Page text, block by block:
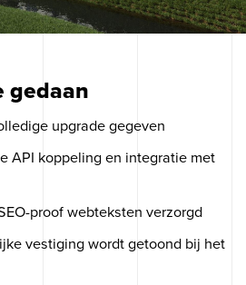
gedaan
upgrade gegeven
API koppeling en integratie met
proof webteksten verzorgd
vestiging wordt getoond bij het